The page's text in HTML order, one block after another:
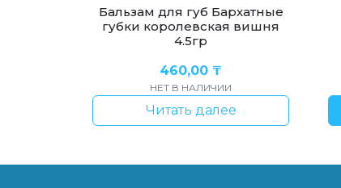
Бальзам для губ Бархатные
губки королевская вишня
4.5гр
460,00 ₸
НЕТ В НАЛИЧИИ
Читать далее